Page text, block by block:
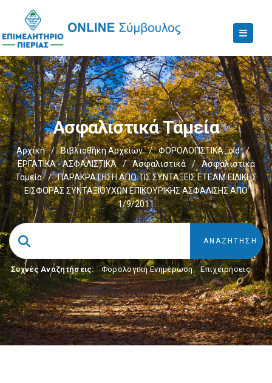
Ασφαλιστικά Ταμεία
Αρχική / Βιβλιοθήκη Αρχείων / ΦΟΡΟΛΟΓΙΣΤΙΚΑ_old
/
ΕΡΓΑΤΙΚΑ - ΑΣΦΑΛΙΣΤΙΚΑ
/ Ασφαλιστικά /
Ασφαλιστικά
Ταμεία
/
ΠΑΡΑΚΡΑΤΗΣΗ ΑΠΟ ΤΙΣ ΣΥΝΤΑΞΕΙΣ ΕΤΕΑΜ ΕΙΔΙΚΗΣ
ΕΙΣΦΟΡΑΣ ΣΥΝΤΑΞΙΟΥΧΩΝ ΕΠΙΚΟΥΡΙΚΗΣ ΑΣΦΑΛΙΣΗΣ ΑΠΟ
1/9/2011
Συχνές Αναζητήσεις: Φορολογικη Ενημέρωση, Επιχειρήσεις